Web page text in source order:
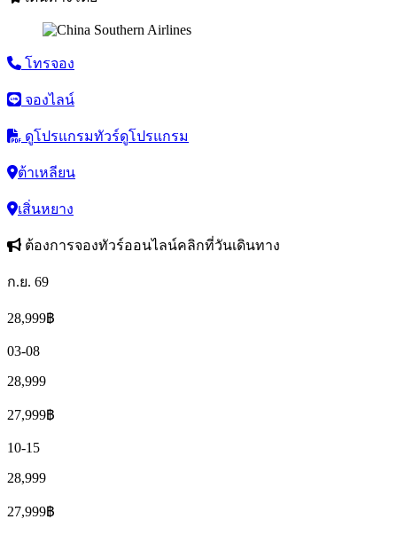
โทรจอง
จองไลน์
ดูโปรแกรมทัวร์ดูโปรแกรม
ต้าเหลียน
เสิ่นหยาง
ต้องการจองทัวร์ออนไลน์คลิกที่วันเดินทาง
ก.ย. 69
28,999฿
03-08
28,999
27,999฿
10-15
28,999
27,999฿